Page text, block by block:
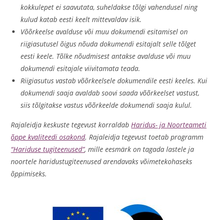
kokkulepet ei saavutata, suheldakse tõlgi vahendusel ning
kulud katab eesti keelt mittevaldav isik.
Võõrkeelse avalduse või muu dokumendi esitamisel on
riigiasutusel õigus nõuda dokumendi esitajalt selle tõlget
eesti keele. Tõlke nõudmisest antakse avalduse või muu
dokumendi esitajale viivitamata teada.
Riigiasutus vastab võõrkeelsele dokumendile eesti keeles. Kui
dokumendi saaja avaldab soovi saada võõrkeelset vastust,
siis tõlgitakse vastus võõrkeelde dokumendi saaja kulul.
Rajaleidja keskuste tegevust korraldabHaridus- ja Noorteameti
õppe kvaliteedi osakond. Rajaleidja tegevust toetab programm
“Hariduse tugiteenused”, mille eesmärk on tagada lastele ja
noortele haridustugiteenused arendavaks võimetekohaseks
õppimiseks.